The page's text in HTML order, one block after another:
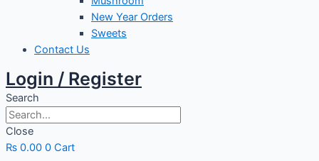
New Year Orders
Sweets
Contact Us
Login / Register
Search
Close
₨ 0.00 0 Cart